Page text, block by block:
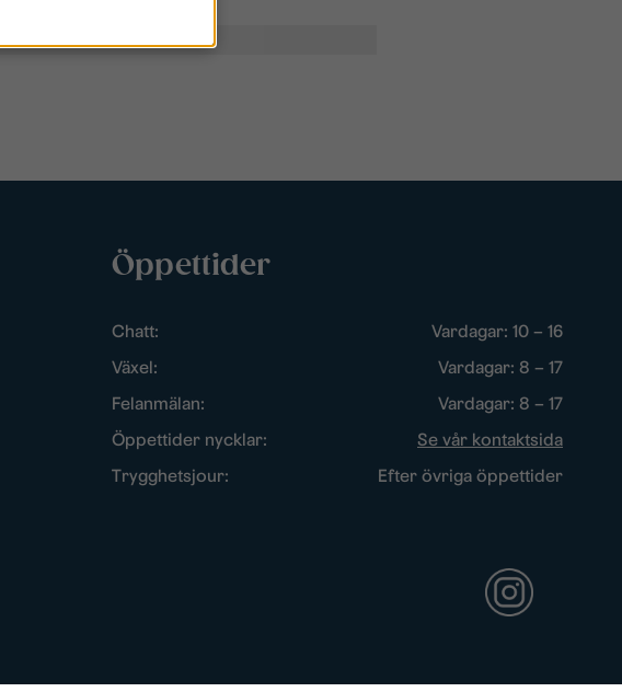
Öppettider
Chatt:
Vardagar: 10 – 16
Växel:
Vardagar: 8 – 17
Felanmälan:
Vardagar: 8 – 17
Öppettider nycklar:
Se vår kontaktsida
Trygghetsjour:
Efter övriga öppettider